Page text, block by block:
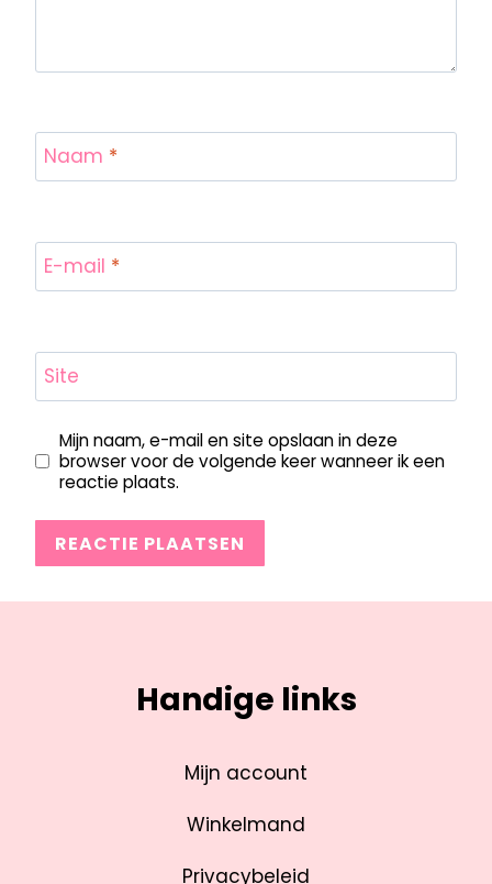
Naam *
E-mail *
Site
Mijn naam, e-mail en site opslaan in deze
browser voor de volgende keer wanneer ik een
reactie plaats.
Handige links
Mijn account
Winkelmand
Privacybeleid